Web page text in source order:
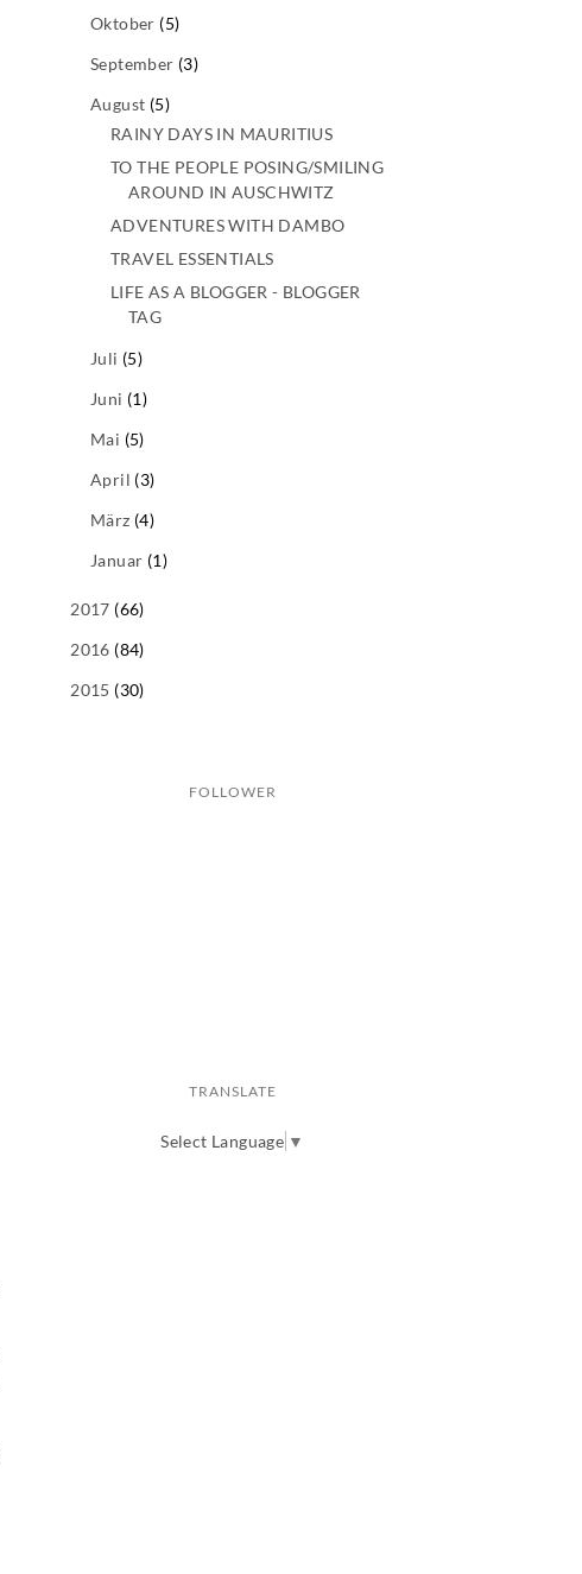
Oktober (5)
September (3)
August (5)
RAINY DAYS IN MAURITIUS
TO THE PEOPLE POSING/SMILING
AROUND IN AUSCHWITZ
ADVENTURES WITH DAMBO
TRAVEL ESSENTIALS
LIFE AS A BLOGGER - BLOGGER
TAG
Juli (5)
Juni (1)
Mai (5)
April (3)
März (4)
Januar (1)
2017 (66)
2016 (84)
2015 (30)
FOLLOWER
TRANSLATE
Select Language ▼